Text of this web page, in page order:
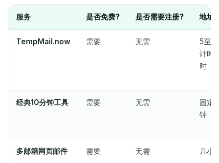
删除选定项 更改电子邮件 刷新
服务 是否免费? 是否需要注册? 地址
TempMail.now 需要 无需
5至
计时
时
经典10分钟工具 需要 无需
固定
钟
多邮箱网页邮件 需要 无需 几小